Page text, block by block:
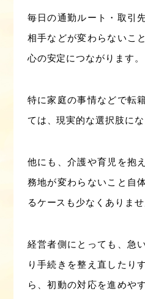
毎日の通勤ルート・取引
相手などが変わらないこ
心の安定につながります。
特に家庭の事情などで転
ては、現実的な選択肢にな
他にも、介護や育児を抱
務地が変わらないこと自
るケースも少なくありませ
経営者側にとっても、急
り手続きを整え直したり
ら、初動の対応を進めや